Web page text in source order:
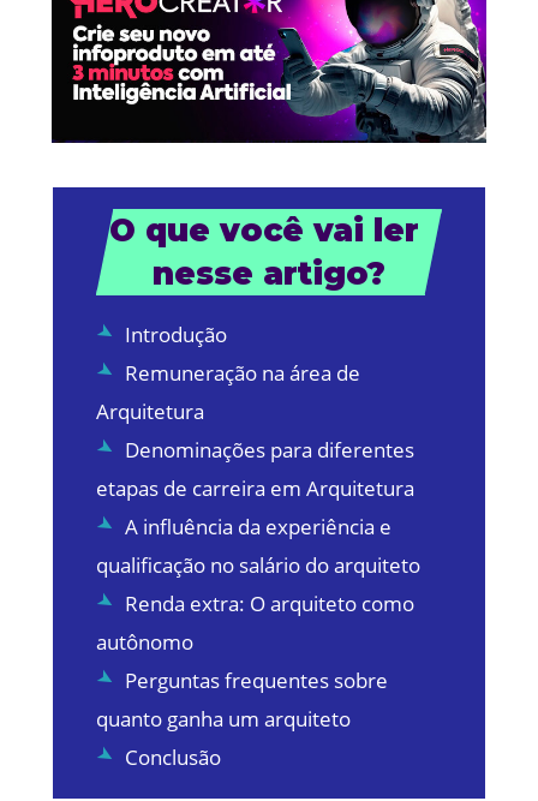
O que você vai ler
nesse artigo?
Introdução
Remuneração na área de
Arquitetura
Denominações para diferentes
etapas de carreira em Arquitetura
A influência da experiência e
qualificação no salário do arquiteto
Renda extra: O arquiteto como
autônomo
Perguntas frequentes sobre
quanto ganha um arquiteto
Conclusão